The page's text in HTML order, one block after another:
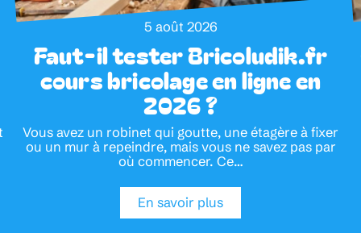
5 août 2026
Faut-il tester Bricoludik.fr
cours bricolage en ligne en
2026 ?
Vous avez un robinet qui goutte, une étagère à fixer
ou un mur à repeindre, mais vous ne savez pas par
où commencer. Ce…
En savoir plus